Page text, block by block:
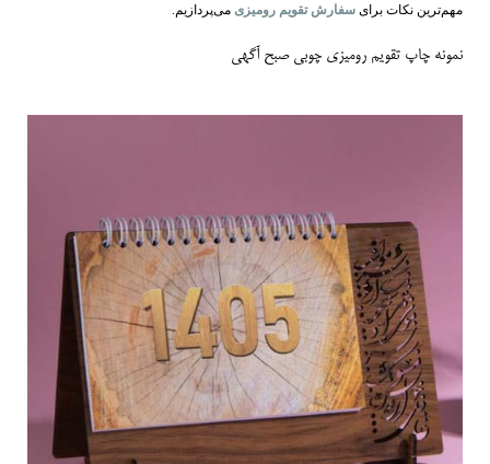
مهم‌ترین نکات برای سفارش تقویم رومیزی می‌پردازیم.
نمونه چاپ تقویم رومیزی چوبی صبح آگهی